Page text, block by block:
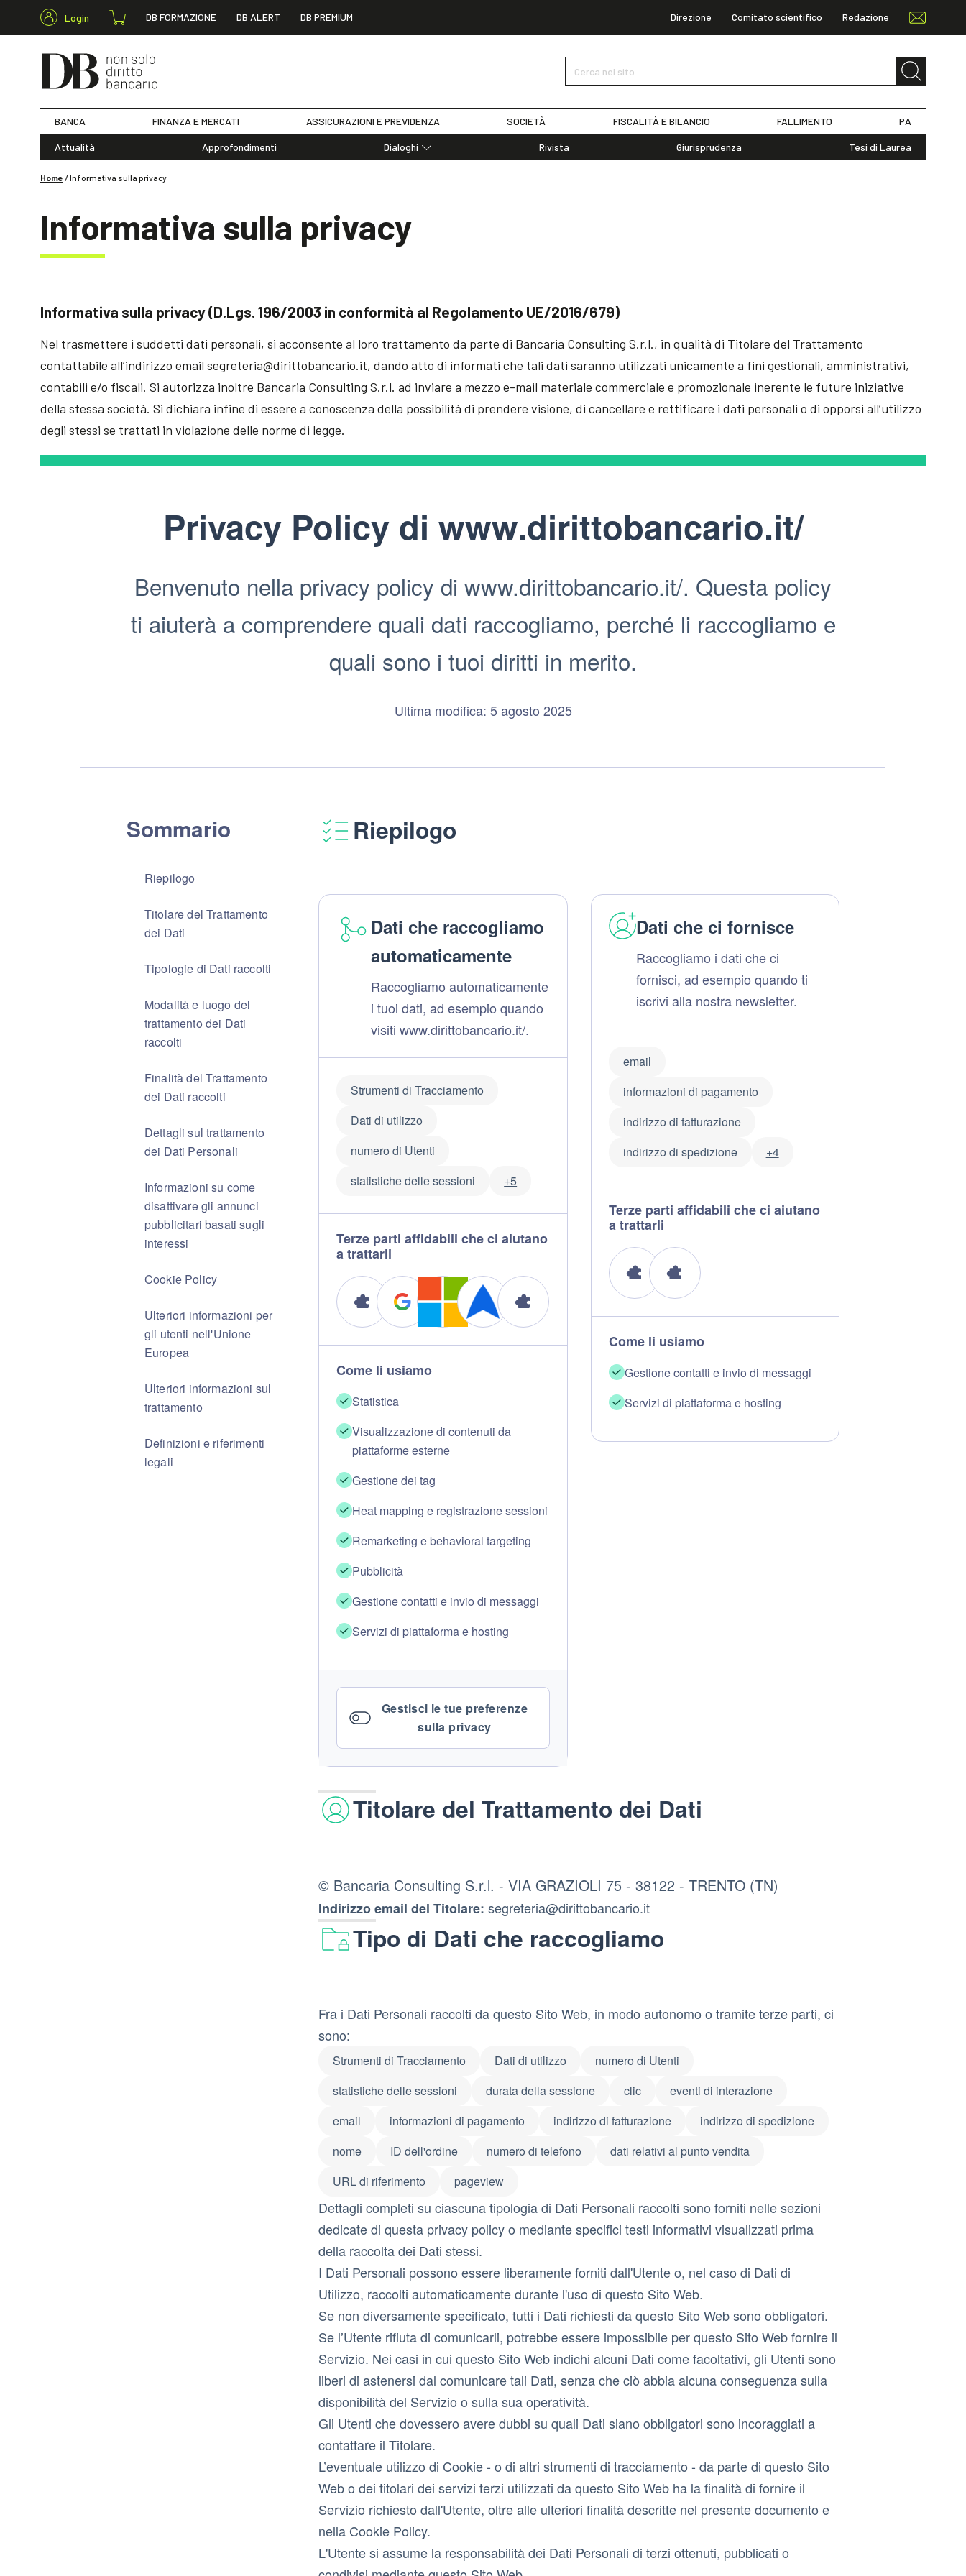
Login DB FORMAZIONE DB ALERT DB PREMIUM Direzione Comitato scientifico Redazione
Cerca nel sito
BANCA FINANZA E MERCATI ASSICURAZIONI E PREVIDENZA SOCIETÀ FISCALITÀ E BILANCIO FALLIMENTO PA
Attualità Approfondimenti
Dialoghi
Note
Rivista Giurisprudenza Tesi di Laurea
Home /Informativa sulla privacy
Informativa sulla privacy
Informativa sulla privacy (D.Lgs. 196/2003 in conformità al Regolamento UE/2016/679)
Nel trasmettere i suddetti dati personali, si acconsente al loro trattamento da parte di Bancaria Consulting S.r.l., in qualità di Titolare del Trattamento
contattabile all’indirizzo email segreteria@dirittobancario.it, dando atto di informati che tali dati saranno utilizzati unicamente a fini gestionali, amministrativi,
contabili e/o fiscali. Si autorizza inoltre Bancaria Consulting S.r.l. ad inviare a mezzo e-mail materiale commerciale e promozionale inerente le future iniziative
della stessa società. Si dichiara infine di essere a conoscenza della possibilità di prendere visione, di cancellare e rettificare i dati personali o di opporsi all’utilizzo
degli stessi se trattati in violazione delle norme di legge.
Privacy Policy di www.dirittobancario.it/
Benvenuto nella privacy policy di www.dirittobancario.it/. Questa policy
ti aiuterà a comprendere quali dati raccogliamo, perché li raccogliamo e
quali sono i tuoi diritti in merito.
Ultima modifica: 5 agosto 2025
Sommario
Riepilogo
Titolare del Trattamento
dei Dati
Tipologie di Dati raccolti
Modalità e luogo del
trattamento dei Dati
raccolti
Finalità del Trattamento
dei Dati raccolti
Dettagli sul trattamento
dei Dati Personali
Informazioni su come
disattivare gli annunci
pubblicitari basati sugli
interessi
Cookie Policy
Ulteriori informazioni per
gli utenti nell'Unione
Europea
Ulteriori informazioni sul
trattamento
Definizioni e riferimenti
legali
Riepilogo
Dati che raccogliamo
automaticamente
Raccogliamo automaticamente
i tuoi dati, ad esempio quando
visiti www.dirittobancario.it/.
Strumenti di Tracciamento
Dati di utilizzo
numero di Utenti
statistiche delle sessioni
+5
Terze parti affidabili che ci aiutano
a trattarli
Come li usiamo
Statistica
Visualizzazione di contenuti da
piattaforme esterne
Gestione dei tag
Heat mapping e registrazione sessioni
Remarketing e behavioral targeting
Pubblicità
Gestione contatti e invio di messaggi
Servizi di piattaforma e hosting
Gestisci le tue preferenze
sulla privacy
Dati che ci fornisce
Raccogliamo i dati che ci
fornisci, ad esempio quando ti
iscrivi alla nostra newsletter.
email
informazioni di pagamento
indirizzo di fatturazione
indirizzo di spedizione
+4
Terze parti affidabili che ci aiutano
a trattarli
Come li usiamo
Gestione contatti e invio di messaggi
Servizi di piattaforma e hosting
Titolare del Trattamento dei Dati
© Bancaria Consulting S.r.l. - VIA GRAZIOLI 75 - 38122 - TRENTO (TN)
Indirizzo email del Titolare: segreteria@dirittobancario.it
Tipo di Dati che raccogliamo
Fra i Dati Personali raccolti da questo Sito Web, in modo autonomo o tramite terze parti, ci
sono:
Strumenti di Tracciamento Dati di utilizzo
numero di Utenti
statistiche delle sessioni
durata della sessione clic
eventi di interazione
email
informazioni di pagamento indirizzo di fatturazione
indirizzo di spedizione
nome
ID dell'ordine numero di telefono
dati relativi al punto vendita
URL di riferimento
pageview
Dettagli completi su ciascuna tipologia di Dati Personali raccolti sono forniti nelle sezioni
dedicate di questa privacy policy o mediante specifici testi informativi visualizzati prima
della raccolta dei Dati stessi.
I Dati Personali possono essere liberamente forniti dall'Utente o, nel caso di Dati di
Utilizzo, raccolti automaticamente durante l'uso di questo Sito Web.
Se non diversamente specificato, tutti i Dati richiesti da questo Sito Web sono obbligatori.
Se l’Utente rifiuta di comunicarli, potrebbe essere impossibile per questo Sito Web fornire il
Servizio. Nei casi in cui questo Sito Web indichi alcuni Dati come facoltativi, gli Utenti sono
liberi di astenersi dal comunicare tali Dati, senza che ciò abbia alcuna conseguenza sulla
disponibilità del Servizio o sulla sua operatività.
Gli Utenti che dovessero avere dubbi su quali Dati siano obbligatori sono incoraggiati a
contattare il Titolare.
L’eventuale utilizzo di Cookie - o di altri strumenti di tracciamento - da parte di questo Sito
Web o dei titolari dei servizi terzi utilizzati da questo Sito Web ha la finalità di fornire il
Servizio richiesto dall'Utente, oltre alle ulteriori finalità descritte nel presente documento e
nella Cookie Policy.
L'Utente si assume la responsabilità dei Dati Personali di terzi ottenuti, pubblicati o